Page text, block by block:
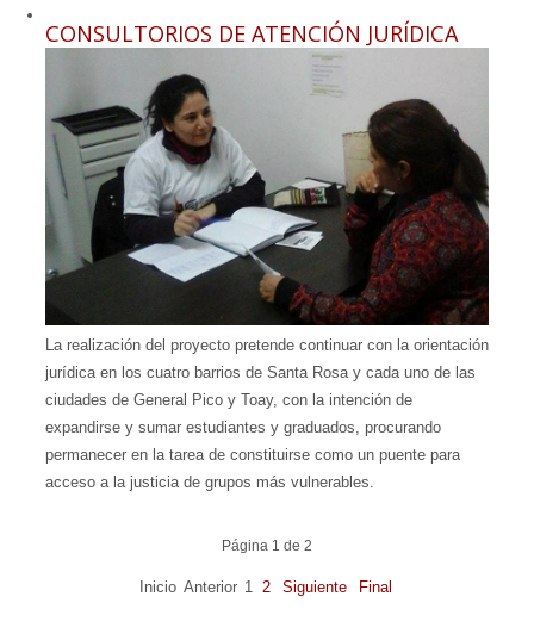
CONSULTORIOS DE ATENCIÓN JURÍDICA
La realización del proyecto pretende continuar con la orientación
jurídica en los cuatro barrios de Santa Rosa y cada uno de las
ciudades de General Pico y Toay, con la intención de
expandirse y sumar estudiantes y graduados, procurando
permanecer en la tarea de constituirse como un puente para
acceso a la justicia de grupos más vulnerables.
Página 1 de 2
Inicio Anterior 1 2 Siguiente Final